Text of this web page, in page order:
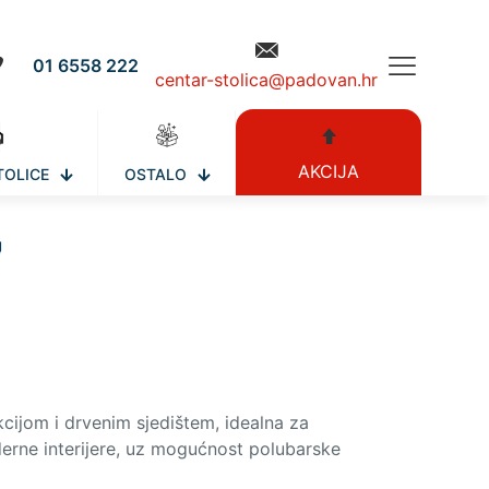
01 6558 222
centar-stolica@padovan.hr
OSTALO AKCIJA
i drvenim sjedištem, idealna za
interijere, uz mogućnost polubarske